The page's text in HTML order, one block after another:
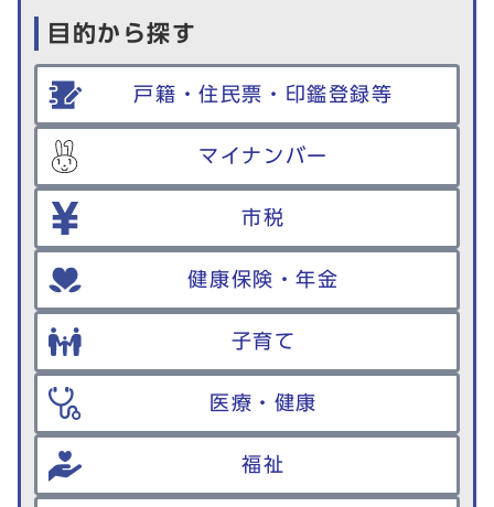
目的から探す
戸籍・住民票・印鑑登録等
マイナンバー
市税
健康保険・年金
子育て
医療・健康
福祉